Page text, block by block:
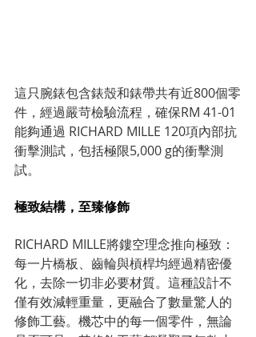
這只腕錶包含錶殼和錶帶共有近800個零
件，經過嚴苛檢驗流程，確保RM 41-01
能夠通過 RICHARD MILLE 120項內部抗
衝擊測試，包括極限5,000 g的衝擊測
試。
極致結構，至臻修飾
RICHARD MILLE將鏤空理念推向極致：
每一片橋板、齒輪與槓桿均經過精密優
化，去除一切非必要材質。這種設計不
僅有效減輕重量，更融合了數量驚人的
修飾工藝。機芯中的每一個零件，無論